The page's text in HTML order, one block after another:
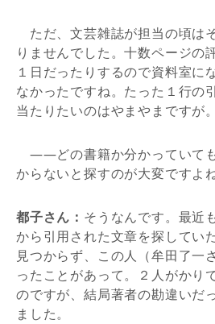
ただ、文芸雑誌が担当の頃は
りませんでした。十数ページの
１日だったりするので資料室に
なかったですね。たった１行の
当たりたいのはやまやまですが。
――どの書籍か分かっていて
からないと探すのが大変ですよね
都子さん： そうなんです。最近
から引用された文章を探してい
見つからず、この人（牟田了一
ったことがあって。２人がかり
のですが、結局著者の勘違いだ
ました。